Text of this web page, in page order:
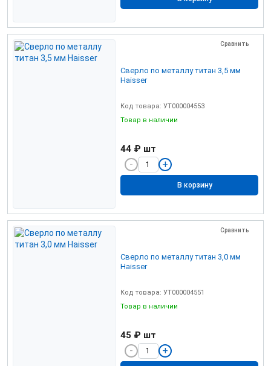
Сравнить
Сверло по металлу титан 3,5 мм
Haisser
Код товара: УТ000004553
Товар в наличии
44 ₽ шт
В корзину
Сравнить
Сверло по металлу титан 3,0 мм
Haisser
Код товара: УТ000004551
Товар в наличии
45 ₽ шт